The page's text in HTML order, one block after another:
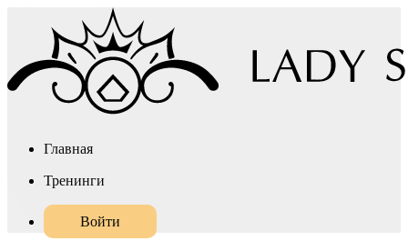
Главная
Тренинги
Войти